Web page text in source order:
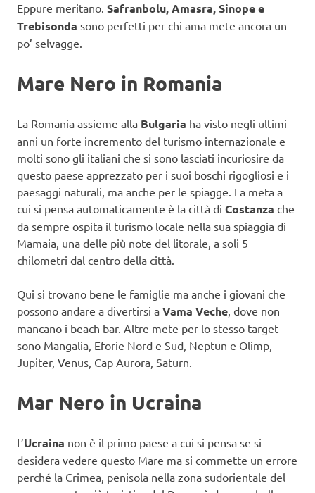
Eppure meritano. Safranbolu, Amasra, Sinope e
Trebisonda sono perfetti per chi ama mete ancora un
po’ selvagge.
Mare Nero in Romania
La Romania assieme alla Bulgaria ha visto negli ultimi
anni un forte incremento del turismo internazionale e
molti sono gli italiani che si sono lasciati incuriosire da
questo paese apprezzato per i suoi boschi rigogliosi e i
paesaggi naturali, ma anche per le spiagge. La meta a
cui si pensa automaticamente è la città di Costanza che
da sempre ospita il turismo locale nella sua spiaggia di
Mamaia, una delle più note del litorale, a soli 5
chilometri dal centro della città.
Qui si trovano bene le famiglie ma anche i giovani che
possono andare a divertirsi a Vama Veche, dove non
mancano i beach bar. Altre mete per lo stesso target
sono Mangalia, Eforie Nord e Sud, Neptun e Olimp,
Jupiter, Venus, Cap Aurora, Saturn.
Mar Nero in Ucraina
L’Ucraina non è il primo paese a cui si pensa se si
desidera vedere questo Mare ma si commette un errore
perché la Crimea, penisola nella zona sudorientale del